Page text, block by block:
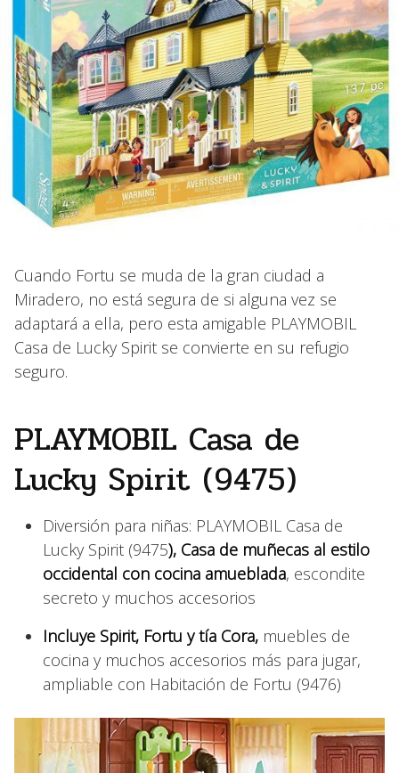
Cuando Fortu se muda de la gran ciudad a
Miradero, no está segura de si alguna vez se
adaptará a ella, pero esta amigable PLAYMOBIL
Casa de Lucky Spirit se convierte en su refugio
seguro.
PLAYMOBIL Casa de
Lucky Spirit (9475)
Diversión para niñas: PLAYMOBIL Casa de
Lucky Spirit (9475), Casa de muñecas al estilo
occidental con cocina amueblada, escondite
secreto y muchos accesorios
Incluye Spirit, Fortu y tía Cora, muebles de
cocina y muchos accesorios más para jugar,
ampliable con Habitación de Fortu (9476)